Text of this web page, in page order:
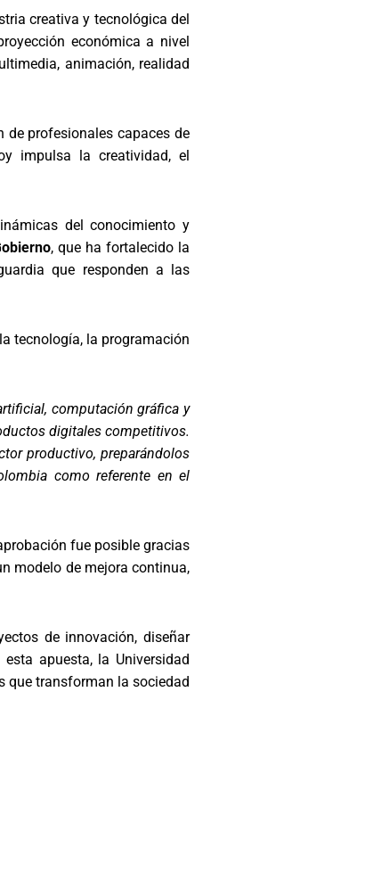
creativa y tecnológica del
económica a nivel
animación, realidad
profesionales capaces de
impulsa la creatividad, el
del conocimiento y
, que ha fortalecido la
que responden a las
tecnología, la programación
computación gráfica y
digitales competitivos.
productivo, preparándolos
como referente en el
fue posible gracias
modelo de mejora continua,
de innovación, diseñar
apuesta, la Universidad
que transforman la sociedad